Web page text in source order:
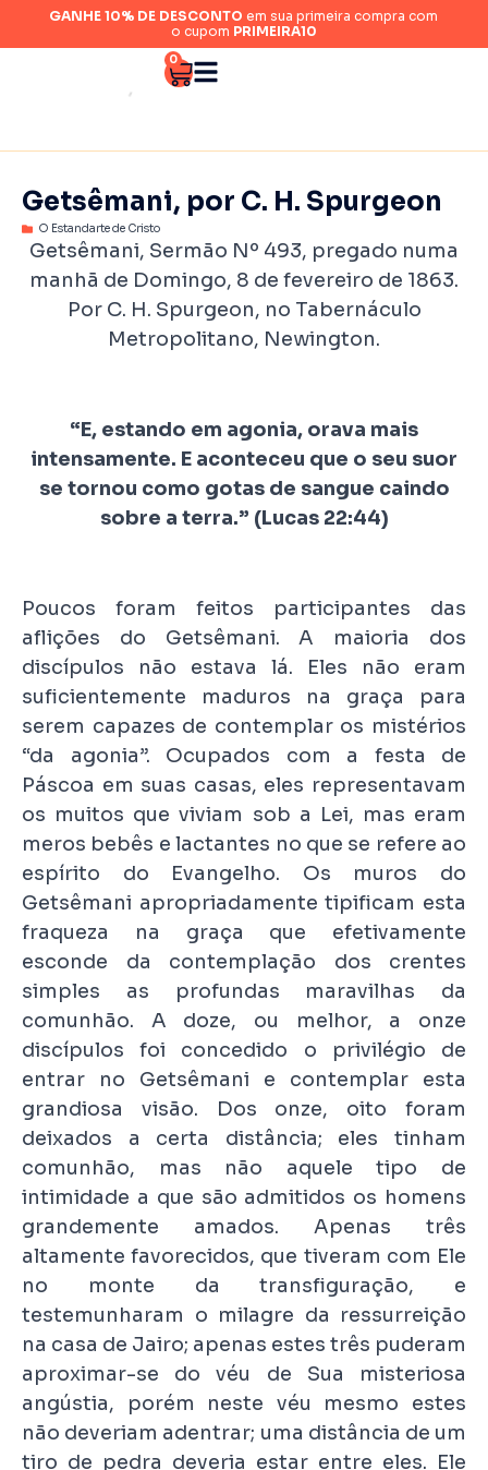
GANHE 10% DE DESCONTO em sua primeira compra com
o cupom PRIMEIRA10
0
Getsêmani, por C. H. Spurgeon
O Estandarte de Cristo
Getsêmani, Sermão Nº 493, pregado numa
manhã de Domingo, 8 de fevereiro de 1863.
Por C. H. Spurgeon, no Tabernáculo
Metropolitano, Newington.
“E, estando em agonia, orava mais
intensamente. E aconteceu que o seu suor
se tornou como gotas de sangue caindo
sobre a terra.” (Lucas 22:44)
Poucos foram feitos participantes das
aflições do Getsêmani. A maioria dos
discípulos não estava lá. Eles não eram
suficientemente maduros na graça para
serem capazes de contemplar os mistérios
“da agonia”. Ocupados com a festa de
Páscoa em suas casas, eles representavam
os muitos que viviam sob a Lei, mas eram
meros bebês e lactantes no que se refere ao
espírito do Evangelho. Os muros do
Getsêmani apropriadamente tipificam esta
fraqueza na graça que efetivamente
esconde da contemplação dos crentes
simples as profundas maravilhas da
comunhão. A doze, ou melhor, a onze
discípulos foi concedido o privilégio de
entrar no Getsêmani e contemplar esta
grandiosa visão. Dos onze, oito foram
deixados a certa distância; eles tinham
comunhão, mas não aquele tipo de
intimidade a que são admitidos os homens
grandemente amados. Apenas três
altamente favorecidos, que tiveram com Ele
no monte da transfiguração, e
testemunharam o milagre da ressurreição
na casa de Jairo; apenas estes três puderam
aproximar-se do véu de Sua misteriosa
angústia, porém neste véu mesmo estes
não deveriam adentrar; uma distância de um
tiro de pedra deveria estar entre eles. Ele